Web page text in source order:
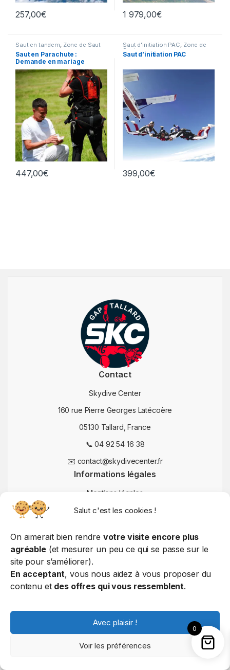
Salut c'est les cookies !
On aimerait bien rendre votre visite encore plus
agréable(et mesurer un peu ce qui se passe sur le
site pour s’améliorer).
En acceptant, vous nous aidez à vous proposer du
contenu et des offres qui vous ressemblent.
Avec plaisir !
Voir les préférences
257,00€ 1 979,00€
Saut en tandem, Zone de Saut
Saut en Parachute :
Demande en mariage
447,00€
Saut d'initiation PAC, Zone de
Saut
Saut d’initiation PAC
399,00€
Contact
Skydive Center
160 rue Pierre Georges Latécoère
05130 Tallard, France
📞 04 92 54 16 38
✉️ contact@skydivecenter.fr
Informations légales
Mentions légales
Conditions Générales de Vente
Politique d'utilisation
© 2025 Skydive Center – Tous droits réservés
0